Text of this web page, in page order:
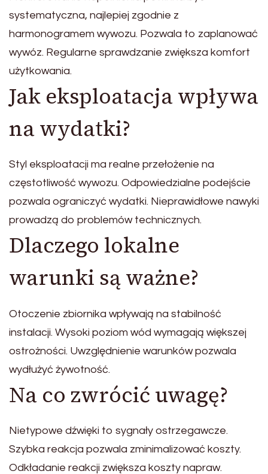
systematyczna, najlepiej zgodnie z
harmonogramem wywozu. Pozwala to zaplanować
wywóz. Regularne sprawdzanie zwiększa komfort
użytkowania.
Jak eksploatacja wpływa
na wydatki?
Styl eksploatacji ma realne przełożenie na
częstotliwość wywozu. Odpowiedzialne podejście
pozwala ograniczyć wydatki. Nieprawidłowe nawyki
prowadzą do problemów technicznych.
Dlaczego lokalne
warunki są ważne?
Otoczenie zbiornika wpływają na stabilność
instalacji. Wysoki poziom wód wymagają większej
ostrożności. Uwzględnienie warunków pozwala
wydłużyć żywotność.
Na co zwrócić uwagę?
Nietypowe dźwięki to sygnały ostrzegawcze.
Szybka reakcja pozwala zminimalizować koszty.
Odkładanie reakcji zwiększa koszty napraw.